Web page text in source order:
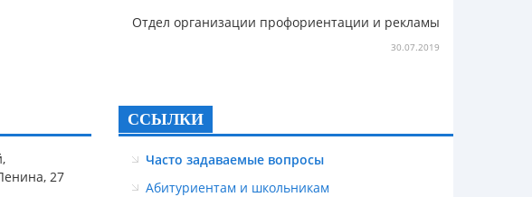
Отдел организации профориентации и рекламы
30.07.2019
27
ССЫЛКИ
Часто задаваемые вопросы
Абитуриентам и школьникам